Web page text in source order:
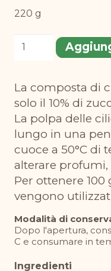
220 g
Composta
220
g
quantità
La composta di ciliegie contiene frutta e
solo il 10% di
La polpa delle
lungo in una
cuoce a 50°C di
alterare
Per ottenere
vengono
Modalità di
Dopo l'apertura,
C e consumare in
Ingredienti